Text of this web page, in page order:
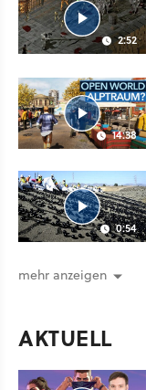
2:52
14:38
0:54
mehr anzeigen
AKTUELL